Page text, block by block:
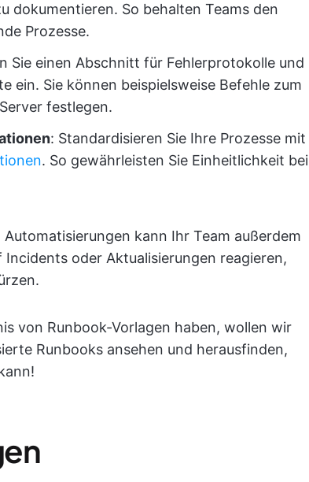
dokumentieren. So behalten Teams den
Prozesse.
Sie einen Abschnitt für Fehlerprotokolle und
ein. Sie können beispielsweise Befehle zum
festlegen.
: Standardisieren Sie Ihre Prozesse mit
. So gewährleisten Sie Einheitlichkeit bei
kann Ihr Team außerdem
oder Aktualisierungen reagieren,
von Runbook-Vorlagen haben, wollen wir
Runbooks ansehen und herausfinden,